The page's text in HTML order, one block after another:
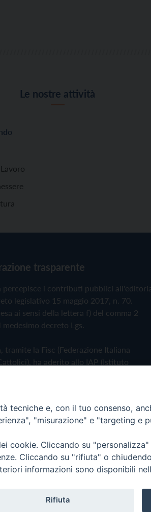
Le nostre attività
trasparente
percepisce i contributi pubblici
legislativo 15 maggio 2017, n. 70.
ai sensi della lettera f) del comma 2
decreto Lgs.
tramite la Fisc (Federazione Italiana
ha aderito allo IAP (Istituto
Cookie Policy
tecniche e, con il tuo consenso,
"misurazione" e "targeting e
cookie. Cliccando su
Cliccando su "rifiuta" o
informazioni sono disponibili
Rifiuta